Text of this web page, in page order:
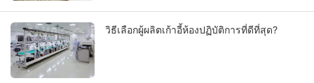
วิธีเลือกผู้ผลิตเก้าอี้ห้องปฏิบัติการที่ดีที่สุด?